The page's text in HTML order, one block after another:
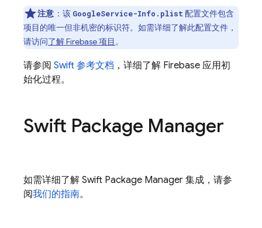
注意 ：该 GoogleService-Info.plist配置文件包含
项目的唯一但非机密的标识符。如需详细了解此配置文件，
请访问了解 Firebase 项目 。
请参阅 Swift 参考文档 ，详细了解 Firebase 应用初
始化过程。
Swift Package Manager
如需详细了解 Swift Package Manager 集成，请参
阅我们的指南。